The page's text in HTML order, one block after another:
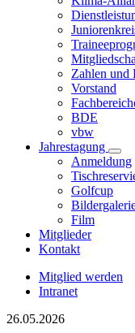
Zahlen und
Vorstand
BDE
vbw
Jahrestagung
Anmeldung
Golfcup
Film
Mitglieder
Kontakt
Mitglied werden
Intranet
26.05.2026